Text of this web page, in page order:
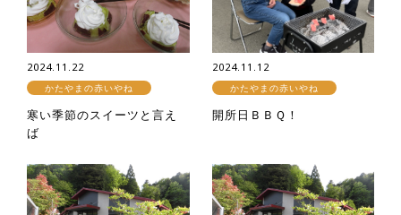
2024.11.22
かたやまの赤いやね
寒い季節のスイーツと言え
ば
2024.11.12
かたやまの赤いやね
開所日ＢＢＱ！